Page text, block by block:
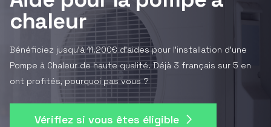
chaleur
Bénéficiez jusqu'à 11.200€ d'aides pour l'installation d'une
Pompe à Chaleur de haute qualité. Déjà 3 français sur 5 en
ont profités, pourquoi pas vous ?
Vérifiez si vous êtes éligible